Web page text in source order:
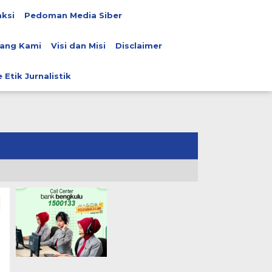
Pedoman Media Siber
Kami Visi dan Misi Disclaimer
Etik Jurnalistik